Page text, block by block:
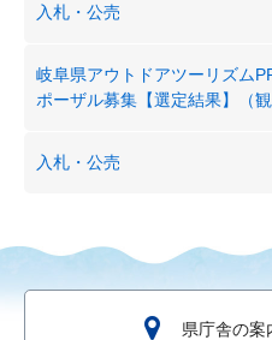
入札・公売
岐阜県アウトドアツーリズム
ポーザル募集【選定結果】（観
入札・公売
県庁舎の案